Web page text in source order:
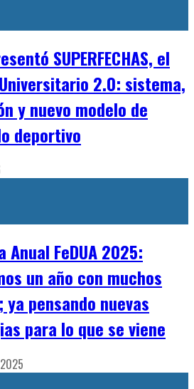
SUPERFECHAS, el
2.0: sistema,
y nuevo modelo de
deportivo
Anual FeDUA 2025:
un año con muchos
pensando nuevas
para lo que se viene